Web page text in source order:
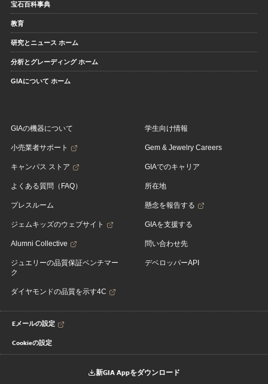
宝石百科事典
教育
研究とニュース ホーム
分析とグレーディング ホーム
GIAについて ホーム
GIAの機器について
小売業者サポート
キャンパス ストア
よくある質問（FAQ）
プレスルーム
ジェムキッズのウェブサイト
Alumni Collective
ジュエリーの品質保証ベンチマー
ク
ダイヤモンドの品質を示す4C
学生向け情報
Gem & Jewelry Careers
GIAでのキャリア
所在地
懸念を報告する
GIAを支援する
問い合わせ先
デベロッパーAPI
Eメールの設定
Cookieの設定
新GIA Appをダウンロード